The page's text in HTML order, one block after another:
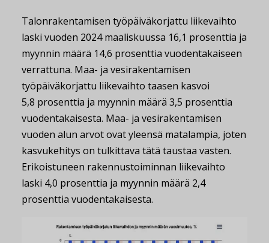
Talonrakentamisen työpäiväkorjattu liikevaihto
laski vuoden 2024 maaliskuussa 16,1 prosenttia ja
myynnin määrä 14,6 prosenttia vuodentakaiseen
verrattuna. Maa- ja vesirakentamisen
työpäiväkorjattu liikevaihto taasen kasvoi
5,8 prosenttia ja myynnin määrä 3,5 prosenttia
vuodentakaisesta. Maa- ja vesirakentamisen
vuoden alun arvot ovat yleensä matalampia, joten
kasvukehitys on tulkittava tätä taustaa vasten.
Erikoistuneen rakennustoiminnan liikevaihto
laski 4,0 prosenttia ja myynnin määrä 2,4
prosenttia vuodentakaisesta.